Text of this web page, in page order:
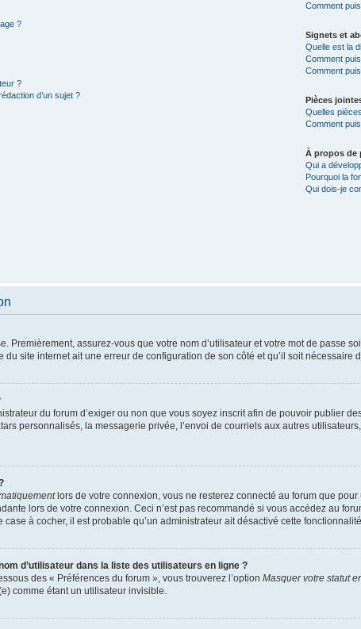
?
?
d’un sujet ?
Comment
Signets et
Quelle est la
Comment
Comment
Pièces
Quelles
Comment
À propos de
Qui a
Pourquoi la
Qui dois-je
Premièrement, assurez-vous que votre nom d’utilisateur et votre mot de passe
site internet ait une erreur de configuration de son côté et qu’il soit nécessaire
du forum d’exiger ou non que vous soyez inscrit afin de pouvoir publier
personnalisés, la messagerie privée, l’envoi de courriels aux autres
lors de votre connexion, vous ne resterez connecté au forum que
lors de votre connexion. Ceci n’est pas recommandé si vous accédez au
case à cocher, il est probable qu’un administrateur ait désactivé cette
d’utilisateur dans la liste des utilisateurs en ligne ?
des « Préférences du forum », vous trouverez l’option Masquer votre statut
comme étant un utilisateur invisible.